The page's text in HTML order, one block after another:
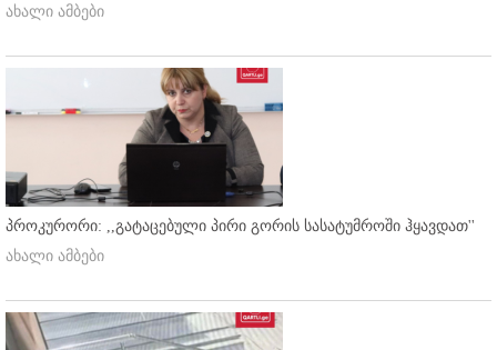
ახალი ამბები
პროკურორი: ,,გატაცებული პირი გორის სასატუმროში ჰყავდათ''
ახალი ამბები